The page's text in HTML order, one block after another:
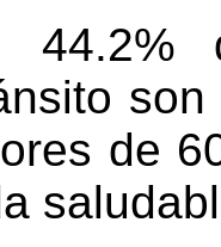
de